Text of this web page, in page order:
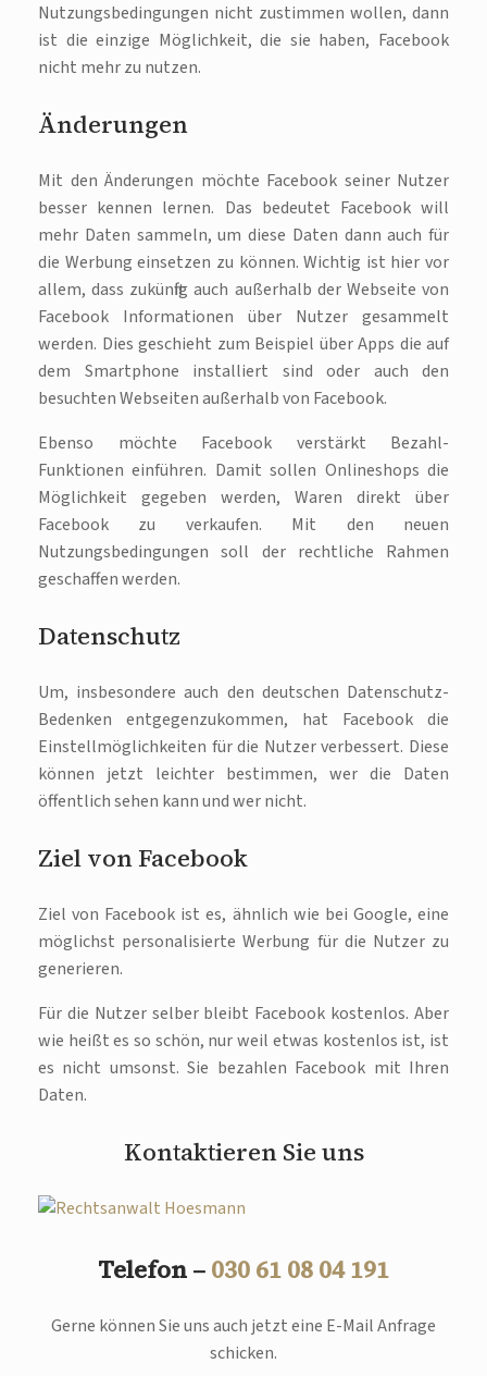
Nutzungsbedingungen nicht zustimmen wollen, dann
ist die einzige Möglichkeit, die sie haben, Facebook
nicht mehr zu nutzen.
Änderungen
Mit den Änderungen möchte Facebook seiner Nutzer
besser kennen lernen. Das bedeutet Facebook will
mehr Daten sammeln, um diese Daten dann auch für
die Werbung einsetzen zu können. Wichtig ist hier vor
allem, dass zukünftig auch außerhalb der Webseite von
Facebook Informationen über Nutzer gesammelt
werden. Dies geschieht zum Beispiel über Apps die auf
dem Smartphone installiert sind oder auch den
besuchten Webseiten außerhalb von Facebook.
Ebenso möchte Facebook verstärkt Bezahl-
Funktionen einführen. Damit sollen Onlineshops die
Möglichkeit gegeben werden, Waren direkt über
Facebook zu verkaufen. Mit den neuen
Nutzungsbedingungen soll der rechtliche Rahmen
geschaffen werden.
Datenschutz
Um, insbesondere auch den deutschen Datenschutz-
Bedenken entgegenzukommen, hat Facebook die
Einstellmöglichkeiten für die Nutzer verbessert. Diese
können jetzt leichter bestimmen, wer die Daten
öffentlich sehen kann und wer nicht.
Ziel von Facebook
Ziel von Facebook ist es, ähnlich wie bei Google, eine
möglichst personalisierte Werbung für die Nutzer zu
generieren.
Für die Nutzer selber bleibt Facebook kostenlos. Aber
wie heißt es so schön, nur weil etwas kostenlos ist, ist
es nicht umsonst. Sie bezahlen Facebook mit Ihren
Daten.
Kontaktieren Sie uns
Telefon – 030 61 08 04 191
Gerne können Sie uns auch jetzt eine E-Mail Anfrage
schicken.